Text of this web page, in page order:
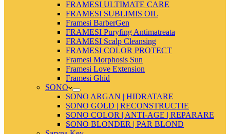
FRAMESI ULTIMATE CARE
FRAMESI SUBLIMIS OIL
Framesi BarberGen
FRAMESI Puryfing Antimatreata
FRAMESI Scalp Cleansing
FRAMESI COLOR PROTECT
Framesi Morphosis Sun
Framesi Love Extension
Framesi Ghid
SONO
SONO ARGAN | HIDRATARE
SONO GOLD | RECONSTRUCTIE
SONO COLOR | ANTI-AGE | REPARARE
SONO BLONDER | PAR BLOND